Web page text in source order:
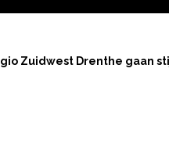
Zuidwest Drenthe gaan